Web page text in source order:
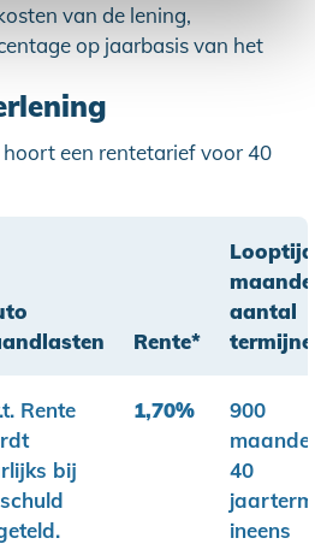
van de lening,
op jaarbasis van het
een rentetarief voor 40
Rente*
aantal
Rente
bij
1,70%
900
40
ineens